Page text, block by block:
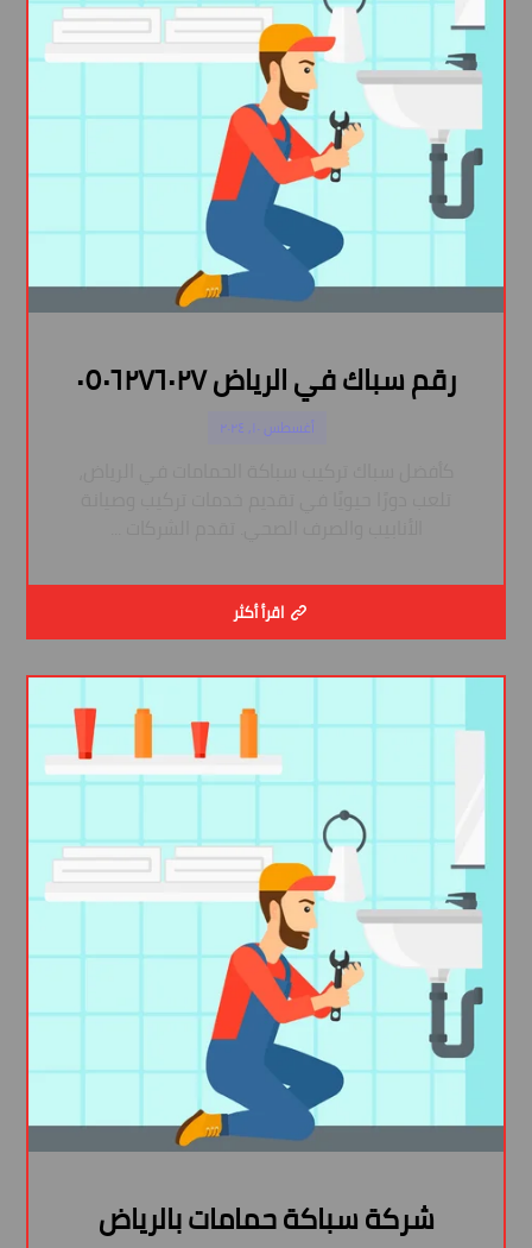
رقم سباك في الرياض ٠٥٠٦٢٧٦٠٢٧
أغسطس ١٠, ٢٠٢٤
اقرأ أكثر
شركة سباكة حمامات بالرياض